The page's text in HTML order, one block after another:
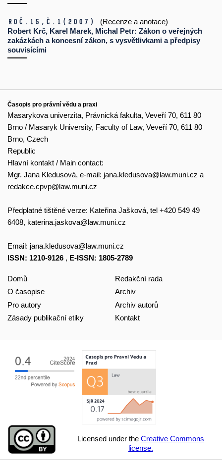
Roč.15, č.1 (2007)
(Recenze a anotace)
Robert Krč, Karel Marek, Michal Petr: Zákon o veřejných
zakázkách a koncesní zákon, s vysvětlivkami a předpisy
souvisícími
Časopis pro právní vědu a praxi
Masarykova univerzita, Právnická fakulta, Veveří 70, 611 80
Brno / Masaryk University, Faculty of Law, Veveří 70, 611 80
Brno, Czech
Republic
Hlavní kontakt / Main contact:
Mgr. Jana Kledusová, e-mail: jana.kledusova@law.muni.cz a
redakce.cpvp@law.muni.cz
Předplatné tištěné verze: Kateřina Jašková, tel +420 549 49
6408, katerina.jaskova@law.muni.cz
Email: jana.kledusova@law.muni.cz
ISSN: 1210-9126 , E-ISSN: 1805-2789
Domů
O časopise
Pro autory
Zásady publikační etiky
Redakční rada
Archiv
Archiv autorů
Kontakt
Licensed under the Creative Commons
license.